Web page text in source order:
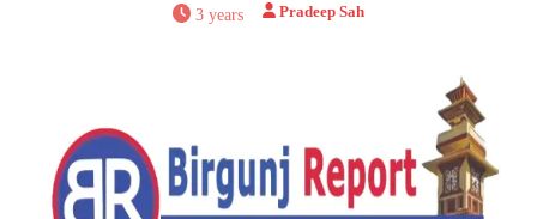
3 years Pradeep Sah